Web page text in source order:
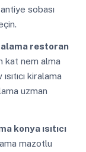
sobası
restoran
kat nem alma
kiralama
uzman
konya ısıtıcı
mazotlu